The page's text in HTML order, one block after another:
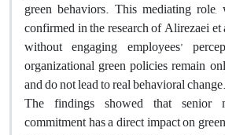
green behaviors. This mediating
confirmed in the research of Alirezaei
without engaging employees’
organizational green policies remain
and do not lead to real behavioral change.
The findings showed that senior
commitment has a direct impact on